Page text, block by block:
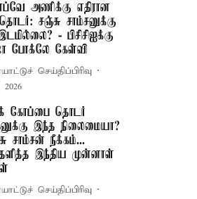
அணிக்கு எதிரான
தொடர்: சஞ்சு சாம்சனுக்கு
- பிசிசிஐக்கு
போக்லே கேள்வி
செய்திப்பிரிவு
கோப்பை தொடர்
இந்த நிலைமையா?
சாம்சன் நீக்கம்...
இந்திய முன்னாள்
செய்திப்பிரிவு